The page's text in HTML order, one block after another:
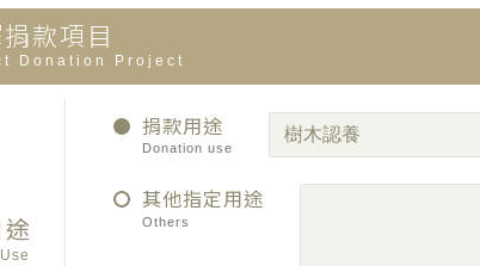
款項目
Donation Project
捐款用途
Donation use
其他指定用途
Others